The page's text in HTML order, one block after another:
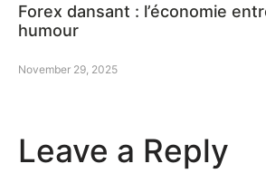
Forex dansant : l’économie
humour
November 29, 2025
Leave a Reply